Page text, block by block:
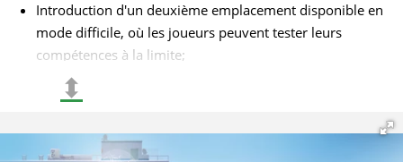
Introduction d'un deuxième emplacement disponible en
mode difficile, où les joueurs peuvent tester leurs
compétences à la limite;
Les nouvelles offres dans la Boutique offrent aux
joueurs plus de possibilités pour personnaliser leurs
bugs a été mise en œuvre;
⬍